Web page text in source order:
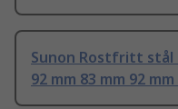
Sunon Rostfritt stål
92 mm 83 mm 92